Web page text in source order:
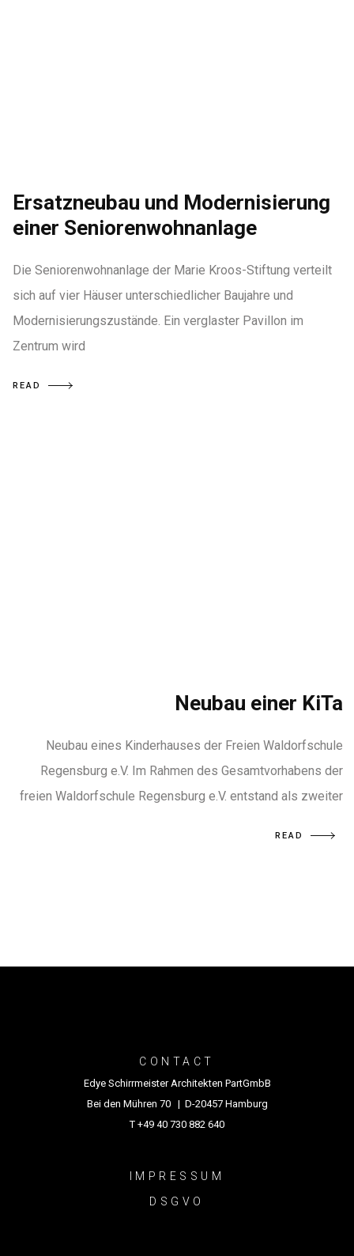
Ersatzneubau und Modernisierung
einer Seniorenwohnanlage
Die Seniorenwohnanlage der Marie Kroos-Stiftung verteilt
sich auf vier Häuser unterschiedlicher Baujahre und
Modernisierungszustände. Ein verglaster Pavillon im
Zentrum wird
READ
Neubau einer KiTa
Neubau eines Kinderhauses der Freien Waldorfschule
Regensburg e.V. Im Rahmen des Gesamtvorhabens der
freien Waldorfschule Regensburg e.V. entstand als zweiter
READ
CONTACT
Edye Schirrmeister Architekten PartGmbB
Bei den Mühren 70 | D-20457 Hamburg
T +49 40 730 882 640
IMPRESSUM
DSGVO